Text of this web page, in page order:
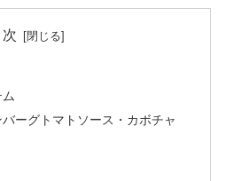
次
ーグトマトソース・カボチャ